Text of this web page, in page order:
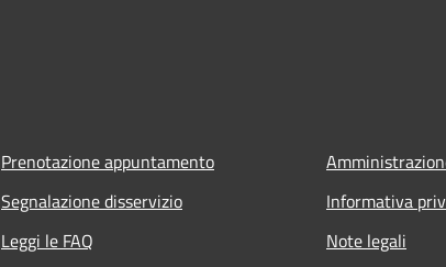
Prenotazione appuntamento
Segnalazione disservizio
Leggi le FAQ
Informativa
Note legali